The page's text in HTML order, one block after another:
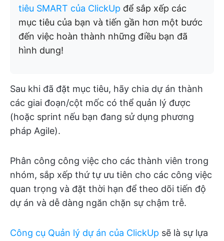
tiêu SMART của ClickUp để sắp xếp các
mục tiêu của bạn và tiến gần hơn một bước
đến việc hoàn thành những điều bạn đã
hình dung!
Sau khi đã đặt mục tiêu, hãy chia dự án thành
các giai đoạn/cột mốc có thể quản lý được
(hoặc sprint nếu bạn đang sử dụng phương
pháp Agile).
Phân công công việc cho các thành viên trong
nhóm, sắp xếp thứ tự ưu tiên cho các công việc
quan trọng và đặt thời hạn để theo dõi tiến độ
dự án và dễ dàng ngăn chặn sự chậm trễ.
Công cụ Quản lý dự án của ClickUp sẽ là sự lựa